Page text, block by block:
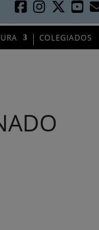
COLEGIADOS